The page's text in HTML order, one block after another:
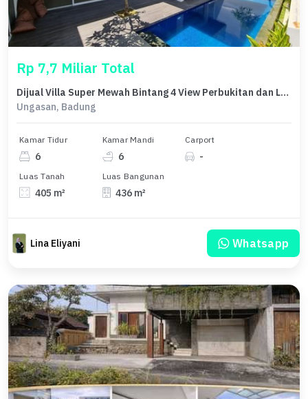
Rp 7,7 Miliar Total
Dijual Villa Super Mewah Bintang 4 View Perbukitan dan Laut , Lokasi Ungasan Bali
Ungasan, Badung
Kamar Tidur
6
Kamar Mandi
6
Carport
-
Luas Tanah
405 m²
Luas Bangunan
436 m²
Lina Eliyani Whatsapp